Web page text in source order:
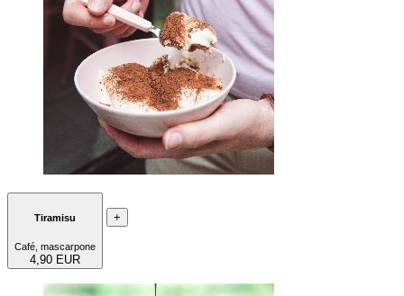
Tiramisu
Café, mascarpone
4,90 EUR
+